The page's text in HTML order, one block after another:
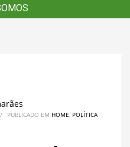
/ PUBLICADO EM HOME, POLÍTICA